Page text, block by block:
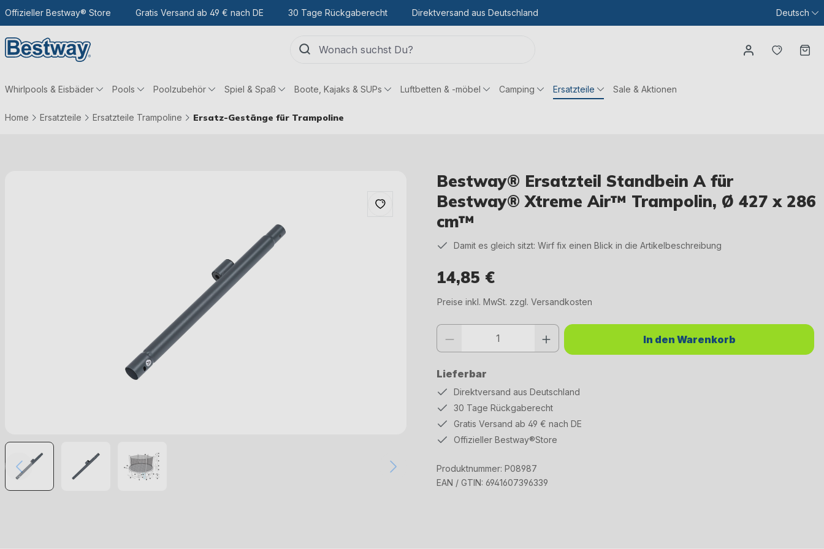
Hauptinhalt
Zur Suche
Zur Hauptnavigation
Offizieller Bestway® Store Gratis Versand ab 49 € nach DE 30 Tage Rückgaberecht Direktversand aus Deutschland Deutsch
Du
Whirlpools & Eisbäder Pools Poolzubehör Spiel & Spaß Boote, Kajaks & SUPs Luftbetten & -möbel Camping Ersatzteile Sale & Aktionen
Home Ersatzteile Ersatzteile Trampoline Ersatz-Gestänge für Trampoline
Bestway® Ersatzteil Standbein A für
Bestway® Xtreme Air™ Trampolin, Ø 427 x 286
cm™
Damit es gleich sitzt: Wirf fix einen Blick in die Artikelbeschreibung
14,85 €
Preise inkl. MwSt. zzgl. Versandkosten
Lieferbar
Produkt Anzahl: Gib den gewünschten Wert ein oder benutze die Schaltflächen um die Anzahl zu erhöhen
In den Warenkorb
Direktversand aus Deutschland
30 Tage Rückgaberecht
Gratis Versand ab 49 € nach DE
Offizieller Bestway®Store
Produktnummer: P08987
EAN / GTIN: 6941607396339